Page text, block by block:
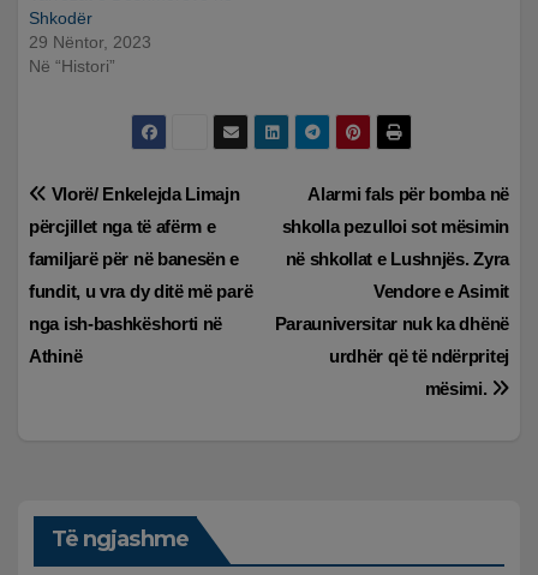
Shkodër
29 Nëntor, 2023
Në “Histori”
Lëvizje
te
postimet
Alarmi fals për bomba në
shkolla pezulloi sot mësimin
në shkollat e Lushnjës. Zyra
Vendore e Asimit
Parauniversitar nuk ka dhënë
urdhër që të ndërpritej
mësimi.
Vlorë/ Enkelejda Limajn
përcjillet nga të afërm e
familjarë për në banesën e
fundit, u vra dy ditë më parë
nga ish-bashkëshorti në
Athinë
Të ngjashme